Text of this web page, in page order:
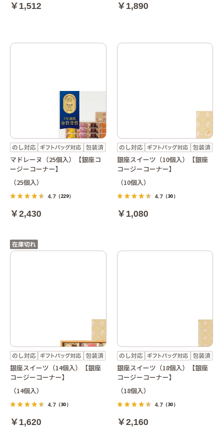
￥1,512 ￥1,890
マドレーヌ（25個入）【銀座コ
ージーコーナー】
（25個入）
4.7 （229）
￥2,430
銀座スイーツ（10個入）【銀座
コージーコーナー】
（10個入）
4.7（30）
￥1,080
銀座スイーツ（14個入）【銀座
コージーコーナー】
（14個入）
4.7 （30）
￥1,620
銀座スイーツ（18個入）【銀座
コージーコーナー】
（18個入）
4.7（30）
￥2,160